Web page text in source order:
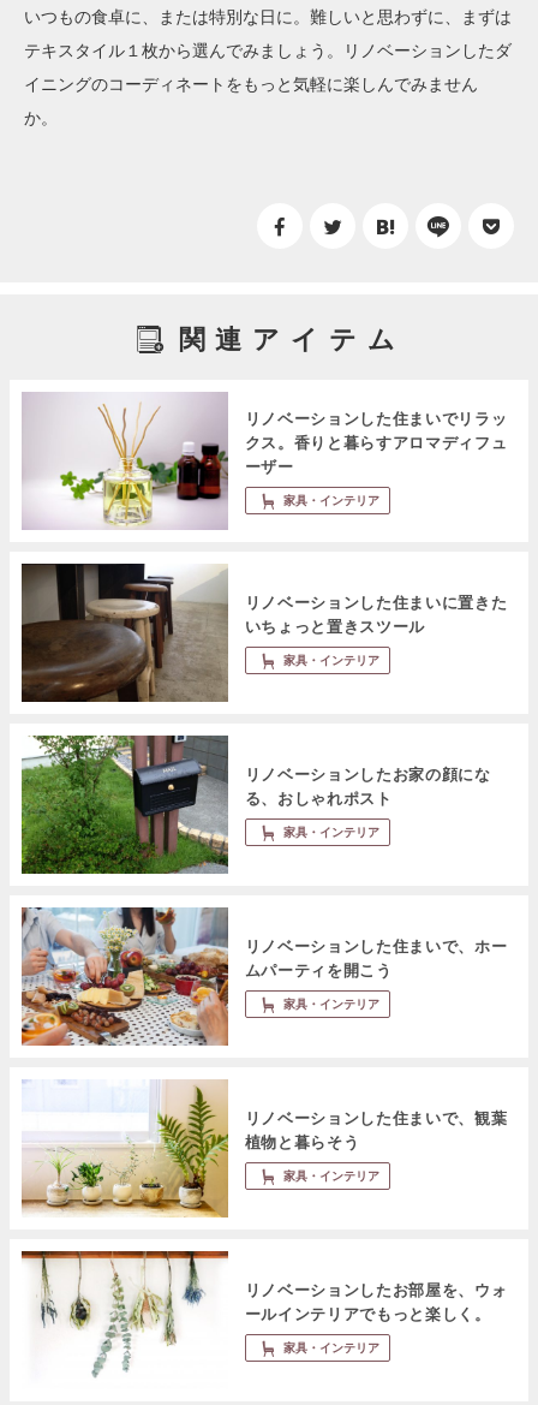
いつもの食卓に、または特別な日に。難しいと思わずに、まずは
テキスタイル１枚から選んでみましょう。
リノベーションしたダ
イニングのコーディネートをもっと気軽に楽しんでみません
か。
関連アイテム
リノベーションした住まいでリラッ
クス。香りと暮らすアロマディフュ
ーザー
家具・インテリア
リノベーションした住まいに置きた
いちょっと置きスツール
家具・インテリア
リノベーションしたお家の顔にな
る、おしゃれポスト
家具・インテリア
リノベーションした住まいで、ホー
ムパーティを開こう
家具・インテリア
リノベーションした住まいで、観葉
植物と暮らそう
家具・インテリア
リノベーションしたお部屋を、ウォ
ールインテリアでもっと楽しく。
家具・インテリア